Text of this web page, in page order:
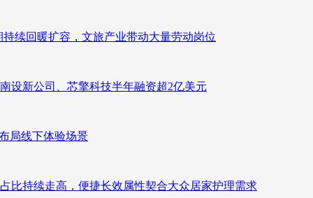
续回暖扩容，文旅产业带动大量劳动岗位
设新公司、芯擎科技半年融资超2亿美元
局线下体验场景
比持续走高，便捷长效属性契合大众居家护理需求